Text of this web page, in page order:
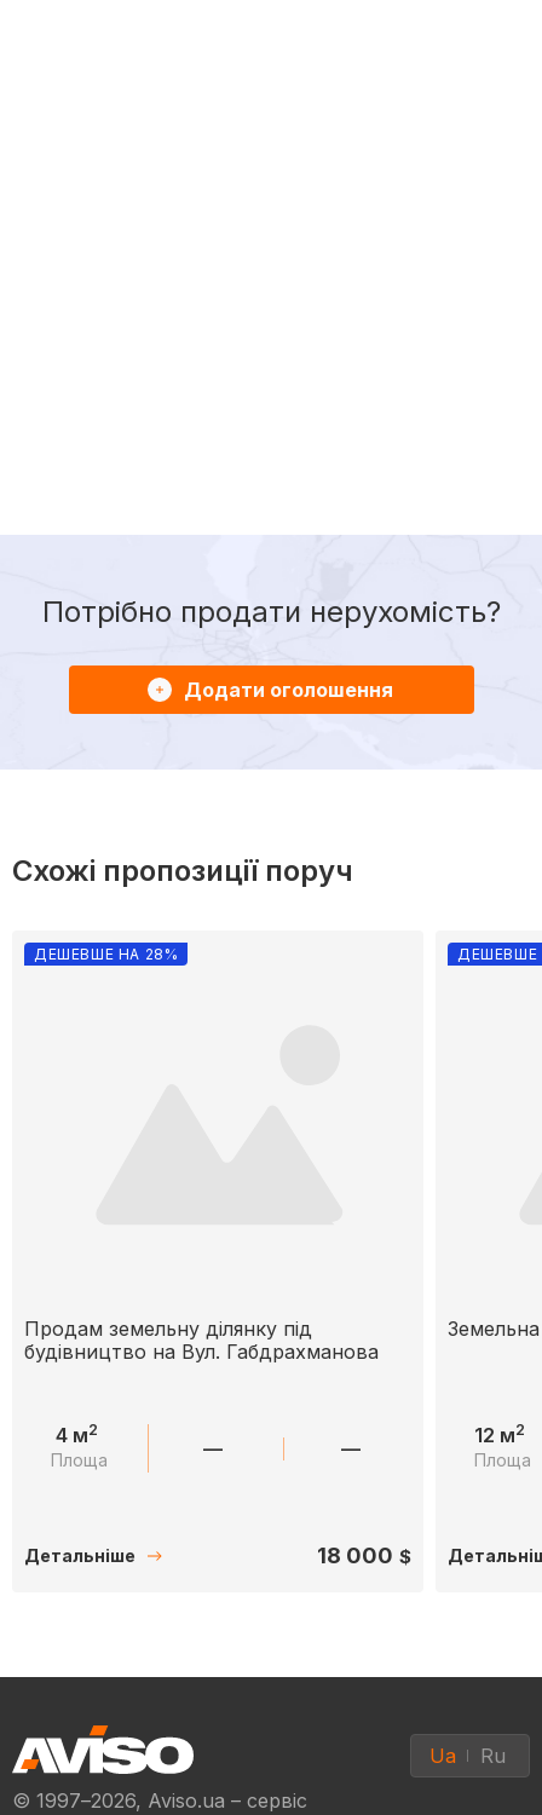
Потрібно продати нерухомість?
Додати оголошення
Схожі пропозиції поруч
ДЕШЕВШЕ НА 28%
Продам земельну ділянку під
будівництво на Вул. Габдрахманова
4 м2
Площа — —
Детальніше 18 000 $
ДЕШЕВШЕ
Земельна
12 м2
Площа
© 1997–2026, Aviso.ua – сервіс
Ua Ru